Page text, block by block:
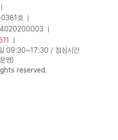
0381호
09:30~17:30 / 점심시간
영)
reserved.